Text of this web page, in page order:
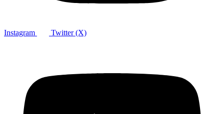
Instagram Twitter (X)